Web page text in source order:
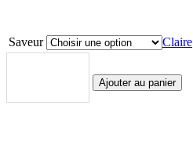
Food
1kg
Saveur Claire
Ajouter au panier